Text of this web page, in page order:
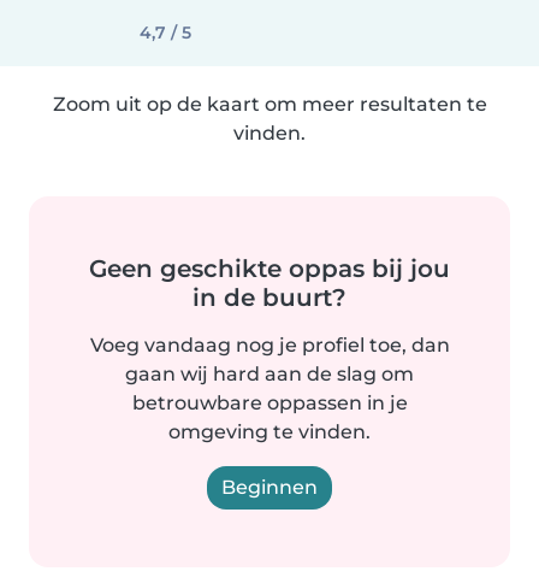
4,7 / 5
Zoom uit op de kaart om meer resultaten te
vinden.
Geen geschikte oppas bij jou
in de buurt?
Voeg vandaag nog je profiel toe, dan
gaan wij hard aan de slag om
betrouwbare oppassen in je
omgeving te vinden.
Beginnen